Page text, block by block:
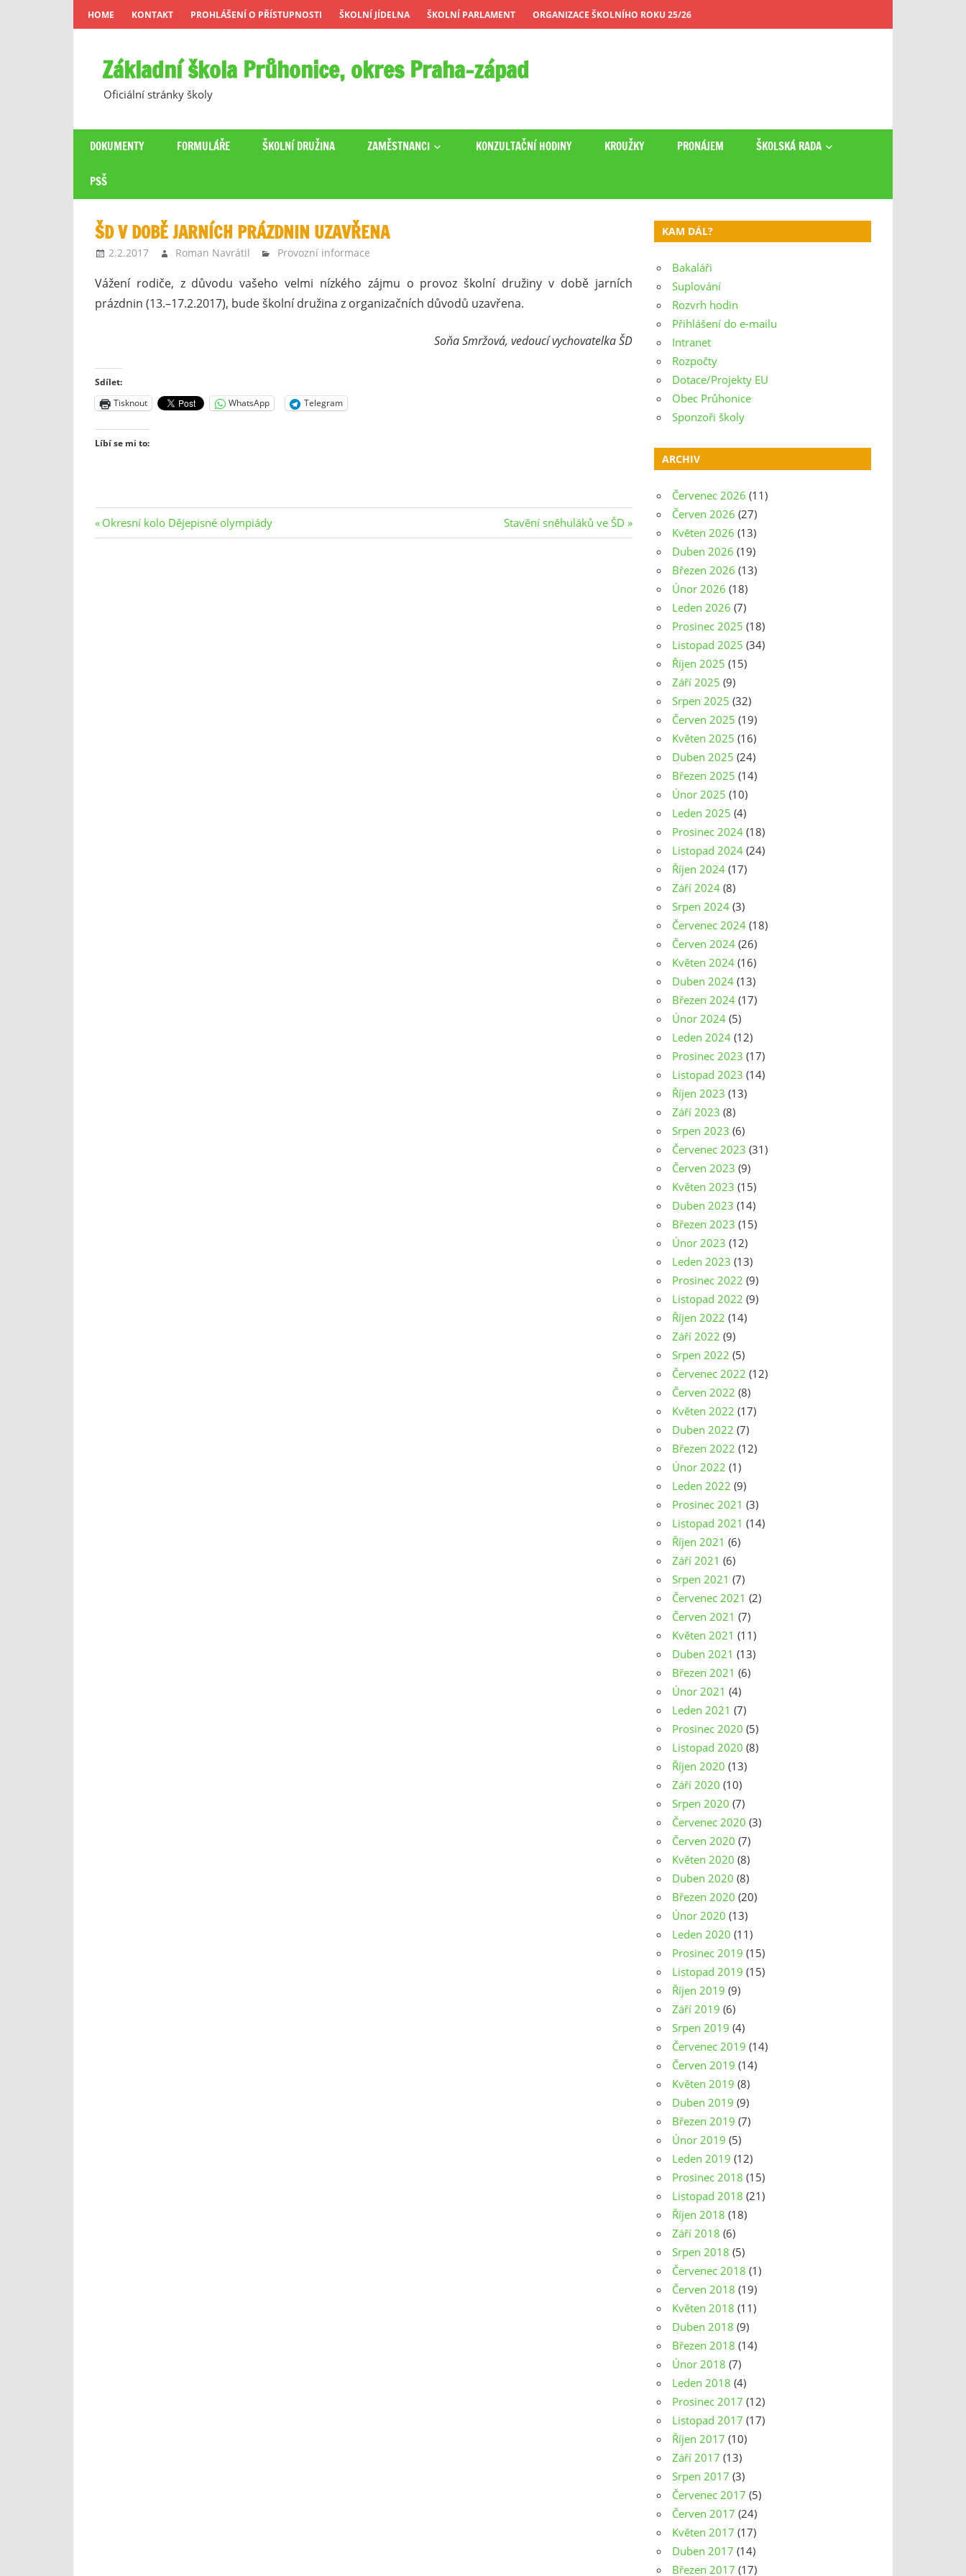
Skip
to
HOME KONTAKT PROHLÁŠENÍ O PŘÍSTUPNOSTI ŠKOLNÍ JÍDELNA ŠKOLNÍ PARLAMENT ORGANIZACE ŠKOLNÍHO ROKU 25/26
Základní škola Průhonice, okres Praha-západ
Oficiální stránky školy
DOKUMENTY FORMULÁŘE ŠKOLNÍ DRUŽINA ZAMĚSTNANCI KONZULTAČNÍ HODINY KROUŽKY PRONÁJEM ŠKOLSKÁ RADA
PSŠ
ŠD V DOBĚ JARNÍCH PRÁZDNIN UZAVŘENA
2.2.2017 Roman Navrátil Provozní informace
Vážení rodiče, z důvodu vašeho velmi nízkého zájmu o provoz školní družiny v době jarních
prázdnin (13.–17.2.2017), bude školní družina z organizačních důvodů uzavřena.
Soňa Smržová, vedoucí vychovatelka ŠD
Sdílet:
Tisknout
WhatsApp Telegram
Líbí se mi to:
Navigace
Previous
Post:
Okresní kolo Dějepisné olympiády
Next
Post:
Stavění sněhuláků ve ŠD
KAM DÁL?
Bakaláři
Suplování
Rozvrh hodin
Přihlášení do e-mailu
Intranet
Rozpočty
Dotace/Projekty EU
Obec Průhonice
Sponzoři školy
ARCHIV
Červenec 2026 (11)
Červen 2026 (27)
Květen 2026 (13)
Duben 2026 (19)
Březen 2026 (13)
Únor 2026 (18)
Leden 2026 (7)
Prosinec 2025 (18)
Listopad 2025 (34)
Říjen 2025 (15)
Září 2025 (9)
Srpen 2025 (32)
Červen 2025 (19)
Květen 2025 (16)
Duben 2025 (24)
Březen 2025 (14)
Únor 2025 (10)
Leden 2025 (4)
Prosinec 2024 (18)
Listopad 2024 (24)
Říjen 2024 (17)
Září 2024 (8)
Srpen 2024 (3)
Červenec 2024 (18)
Červen 2024 (26)
Květen 2024 (16)
Duben 2024 (13)
Březen 2024 (17)
Únor 2024 (5)
Leden 2024 (12)
Prosinec 2023 (17)
Listopad 2023 (14)
Říjen 2023 (13)
Září 2023 (8)
Srpen 2023 (6)
Červenec 2023 (31)
Červen 2023 (9)
Květen 2023 (15)
Duben 2023 (14)
Březen 2023 (15)
Únor 2023 (12)
Leden 2023 (13)
Prosinec 2022 (9)
Listopad 2022 (9)
Říjen 2022 (14)
Září 2022 (9)
Srpen 2022 (5)
Červenec 2022 (12)
Červen 2022 (8)
Květen 2022 (17)
Duben 2022 (7)
Březen 2022 (12)
Únor 2022 (1)
Leden 2022 (9)
Prosinec 2021 (3)
Listopad 2021 (14)
Říjen 2021 (6)
Září 2021 (6)
Srpen 2021 (7)
Červenec 2021 (2)
Červen 2021 (7)
Květen 2021 (11)
Duben 2021 (13)
Březen 2021 (6)
Únor 2021 (4)
Leden 2021 (7)
Prosinec 2020 (5)
Listopad 2020 (8)
Říjen 2020 (13)
Září 2020 (10)
Srpen 2020 (7)
Červenec 2020 (3)
Červen 2020 (7)
Květen 2020 (8)
Duben 2020 (8)
Březen 2020 (20)
Únor 2020 (13)
Leden 2020 (11)
Prosinec 2019 (15)
Listopad 2019 (15)
Říjen 2019 (9)
Září 2019 (6)
Srpen 2019 (4)
Červenec 2019 (14)
Červen 2019 (14)
Květen 2019 (8)
Duben 2019 (9)
Březen 2019 (7)
Únor 2019 (5)
Leden 2019 (12)
Prosinec 2018 (15)
Listopad 2018 (21)
Říjen 2018 (18)
Září 2018 (6)
Srpen 2018 (5)
Červenec 2018 (1)
Červen 2018 (19)
Květen 2018 (11)
Duben 2018 (9)
Březen 2018 (14)
Únor 2018 (7)
Leden 2018 (4)
Prosinec 2017 (12)
Listopad 2017 (17)
Říjen 2017 (10)
Září 2017 (13)
Srpen 2017 (3)
Červenec 2017 (5)
Červen 2017 (24)
Květen 2017 (17)
Duben 2017 (14)
Březen 2017 (17)